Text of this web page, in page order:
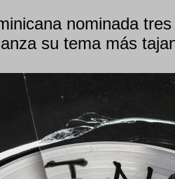
nominada
su tema más